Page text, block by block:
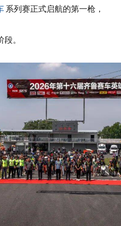
系列赛正式启航的第一枪，
。